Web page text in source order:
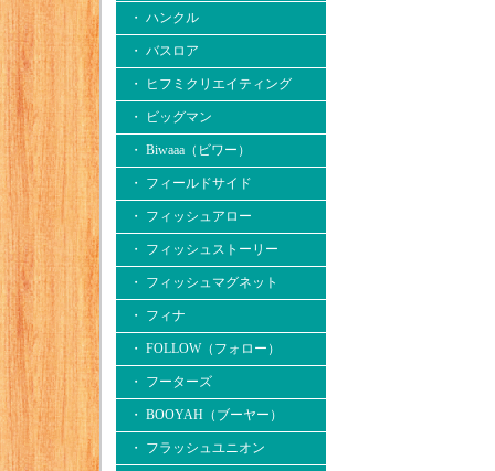
・ ハンクル
・ バスロア
・ ヒフミクリエイティング
・ ビッグマン
・ Biwaaa（ビワー）
・ フィールドサイド
・ フィッシュアロー
・ フィッシュストーリー
・ フィッシュマグネット
・ フィナ
・ FOLLOW（フォロー）
・ フーターズ
・ BOOYAH（ブーヤー）
・ フラッシュユニオン